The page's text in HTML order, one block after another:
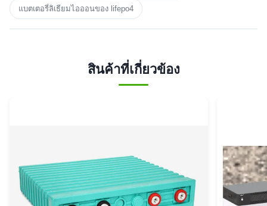
แบตเตอรี่ลิเธียมไอออนของ lifepo4
สินค้าที่เกี่ยวข้อง